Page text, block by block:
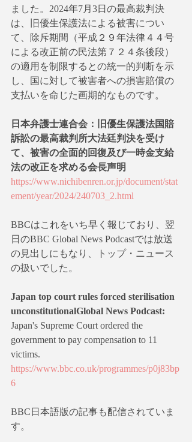
ました。2024年7月3日の最高裁判決
は、旧優生保護法による被害につい
て、除斥期間（平成２９年法律４４号
による改正前の民法第７２４条後段）
の適用を制限するとの統一的判断を示
し、国に対して被害者への損害賠償の
支払いを命じた画期的なものです。
日本弁護士連合会：旧優生保護法国賠
訴訟の最高裁判所大法廷判決を受け
て、被害の全面的回復及び一時金支給
法の改正を求める会長声明
https://www.nichibenren.or.jp/document/stat
ement/year/2024/240703_2.html
BBCはこれをいち早く報じており、翌
日のBBC Global News Podcastでは放送
の見出しにもなり、トップ・ニュース
の扱いでした。
Japan top court rules forced sterilisation
unconstitutionalGlobal News Podcast:
Japan's Supreme Court ordered the
government to pay compensation to 11
victims.
https://www.bbc.co.uk/programmes/p0j83bp
6
BBC日本語版の記事も配信されていま
す。